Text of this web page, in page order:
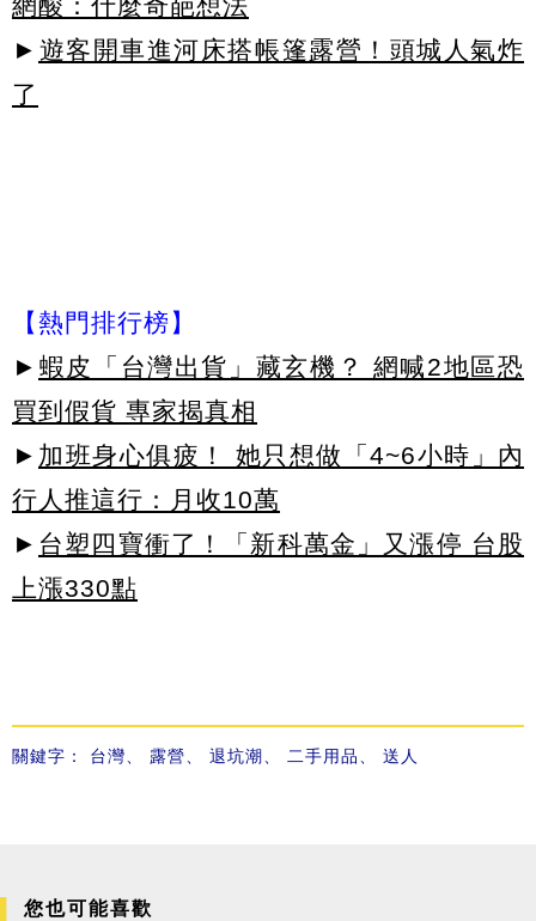
► 遊客開車進河床搭帳篷露營！頭城人氣炸
了
【熱門排行榜】
► 蝦皮「台灣出貨」藏玄機？ 網喊2地區恐
買到假貨 專家揭真相
► 加班身心俱疲！ 她只想做「4~6小時」內
行人推這行：月收10萬
► 台塑四寶衝了！「新科萬金」又漲停 台股
上漲330點
關鍵字： 台灣 露營 退坑潮 二手用品 送人
您也可能喜歡